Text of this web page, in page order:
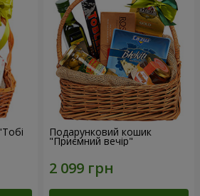
Подарунковий кошик
"Приємний вечір"